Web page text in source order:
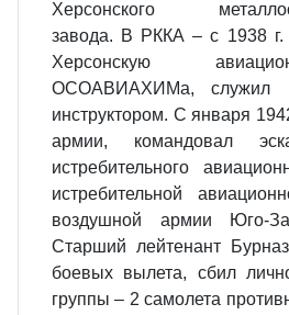
Херсонского
завода. В РККА – с 1938 г.
Херсонскую
ОСОАВИАХИМа, служил
инструктором. С января
армии, командовал
истребительного
истребительной
воздушной армии Юго-
Старший лейтенант
боевых вылета, сбил
группы – 2 самолета